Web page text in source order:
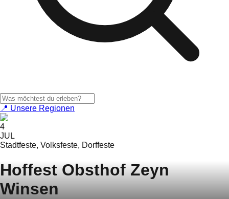
📍 Unsere Regionen
4
JUL
Stadtfeste, Volksfeste, Dorffeste
Hoffest Obsthof Zeyn
Winsen